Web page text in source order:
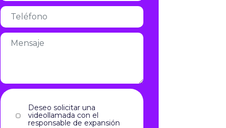
Deseo solicitar una
videollamada con el
responsable de expansión